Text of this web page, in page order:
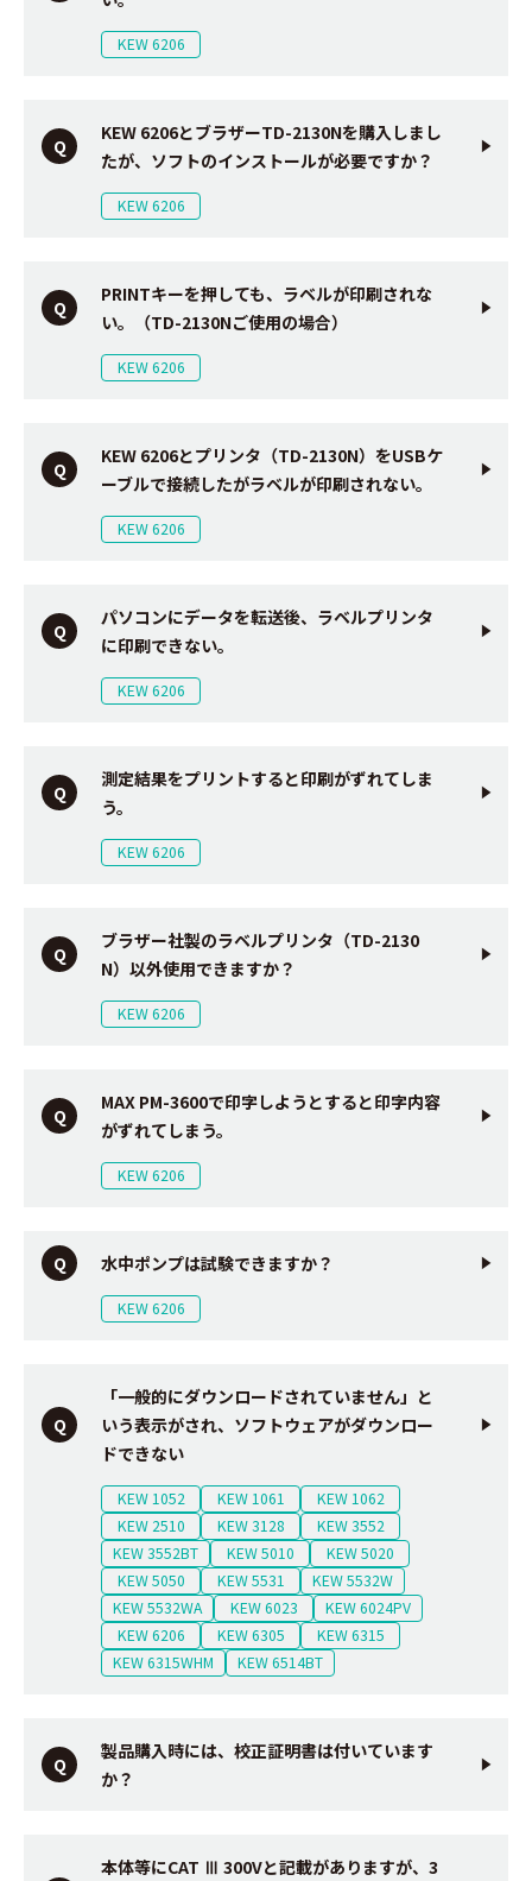
KEW 6206
KEW 6206とブラザーTD-2130Nを購入しまし
たが、ソフトのインストールが必要ですか？
KEW 6206
PRINTキーを押しても、ラベルが印刷されな
い。（TD-2130Nご使用の場合）
KEW 6206
KEW 6206とプリンタ（TD-2130N）をUSBケ
ーブルで接続したがラベルが印刷されない。
KEW 6206
パソコンにデータを転送後、ラベルプリンタ
に印刷できない。
KEW 6206
測定結果をプリントすると印刷がずれてしま
う。
KEW 6206
ブラザー社製のラベルプリンタ（TD-2130
N）以外使用できますか？
KEW 6206
MAX PM-3600で印字しようとすると印字内容
がずれてしまう。
KEW 6206
水中ポンプは試験できますか？
KEW 6206
「一般的にダウンロードされていません」と
いう表示がされ、ソフトウェアがダウンロー
ドできない
KEW 1052 KEW 1061
KEW 1062
KEW 2510
KEW 3128
KEW 3552
KEW 3552BT
KEW 5010
KEW 5020
KEW 5050
KEW 5531
KEW 5532W
KEW 5532WA
KEW 6023
KEW 6024PV
KEW 6206
KEW 6305
KEW 6315
KEW 6315WHM
KEW 6514BT
製品購入時には、校正証明書は付いています
か？
本体等にCAT Ⅲ 300Vと記載がありますが、3